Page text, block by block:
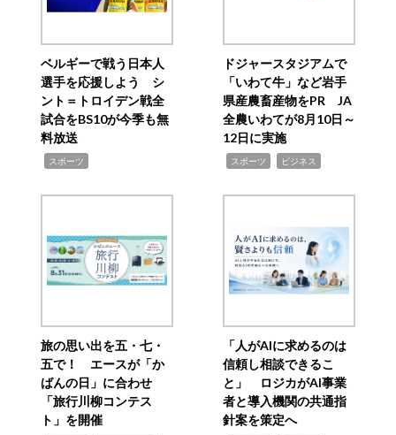
ベルギーで戦う日本人
選手を応援しよう シ
ント＝トロイデン戦全
試合をBS10が今季も無
料放送
スポーツ
ドジャースタジアムで
「いわて牛」など岩手
県産農畜産物をPR JA
全農いわてが8月10日～
12日に実施
スポーツ ビジネス
旅の思い出を五・七・
五で！ エースが「か
ばんの日」に合わせ
「旅行川柳コンテス
ト」を開催
「人がAIに求めるのは
信頼し相談できるこ
と」 ロジカがAI事業
者と導入機関の共通指
針案を策定へ